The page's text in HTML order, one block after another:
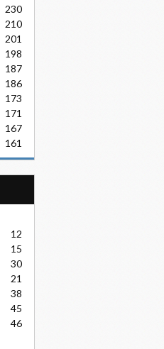
230
210
201
198
187
186
173
171
167
161
12
15
30
21
38
45
46